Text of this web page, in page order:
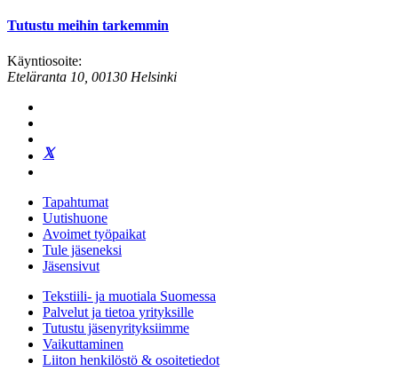
Tutustu meihin tarkemmin
Käyntiosoite:
Eteläranta 10, 00130 Helsinki
Tapahtumat
Uutishuone
Avoimet työpaikat
Tule jäseneksi
Jäsensivut
Tekstiili- ja muotiala Suomessa
Palvelut ja tietoa yrityksille
Tutustu jäsenyrityksiimme
Vaikuttaminen
Liiton henkilöstö & osoitetiedot